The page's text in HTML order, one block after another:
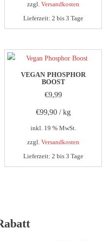
zzgl. Versandkosten
Lieferzeit: 2 bis 3 Tage
Dieses
weist
Varianten
auf.
Optionen
können
auf
der
VEGAN PHOSPHOR
BOOST
€9,99
€99,90/kg
inkl. 19 % MwSt.
zzgl. Versandkosten
Lieferzeit: 2 bis 3 Tage